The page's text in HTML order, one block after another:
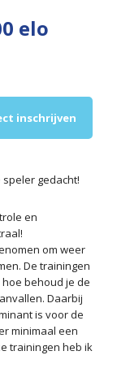
elo
inschrijven
gedacht!
en
om weer
De trainingen
behoud je de
Daarbij
is voor de
minimaal een
trainingen heb ik